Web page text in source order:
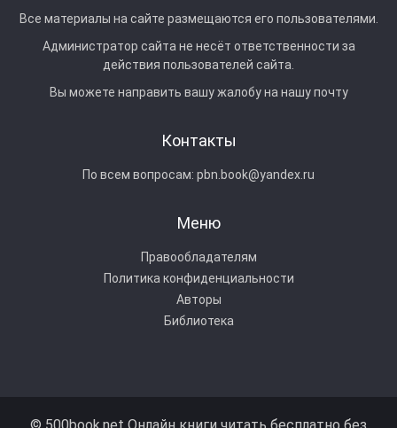
Все материалы на сайте размещаются его пользователями.
Администратор сайта не несёт ответственности за
действия пользователей сайта.
Вы можете направить вашу жалобу на нашу почту
Контакты
По всем вопросам: pbn.book@yandex.ru
Меню
Правообладателям
Политика конфиденциальности
Авторы
Библиотека